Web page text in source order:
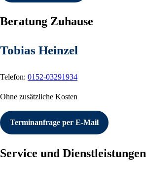
Beratung Zuhause
Tobias Heinzel
Telefon: 0152-03291934
Ohne zusätzliche Kosten
Terminanfrage per E-Mail
Service und Dienstleistungen